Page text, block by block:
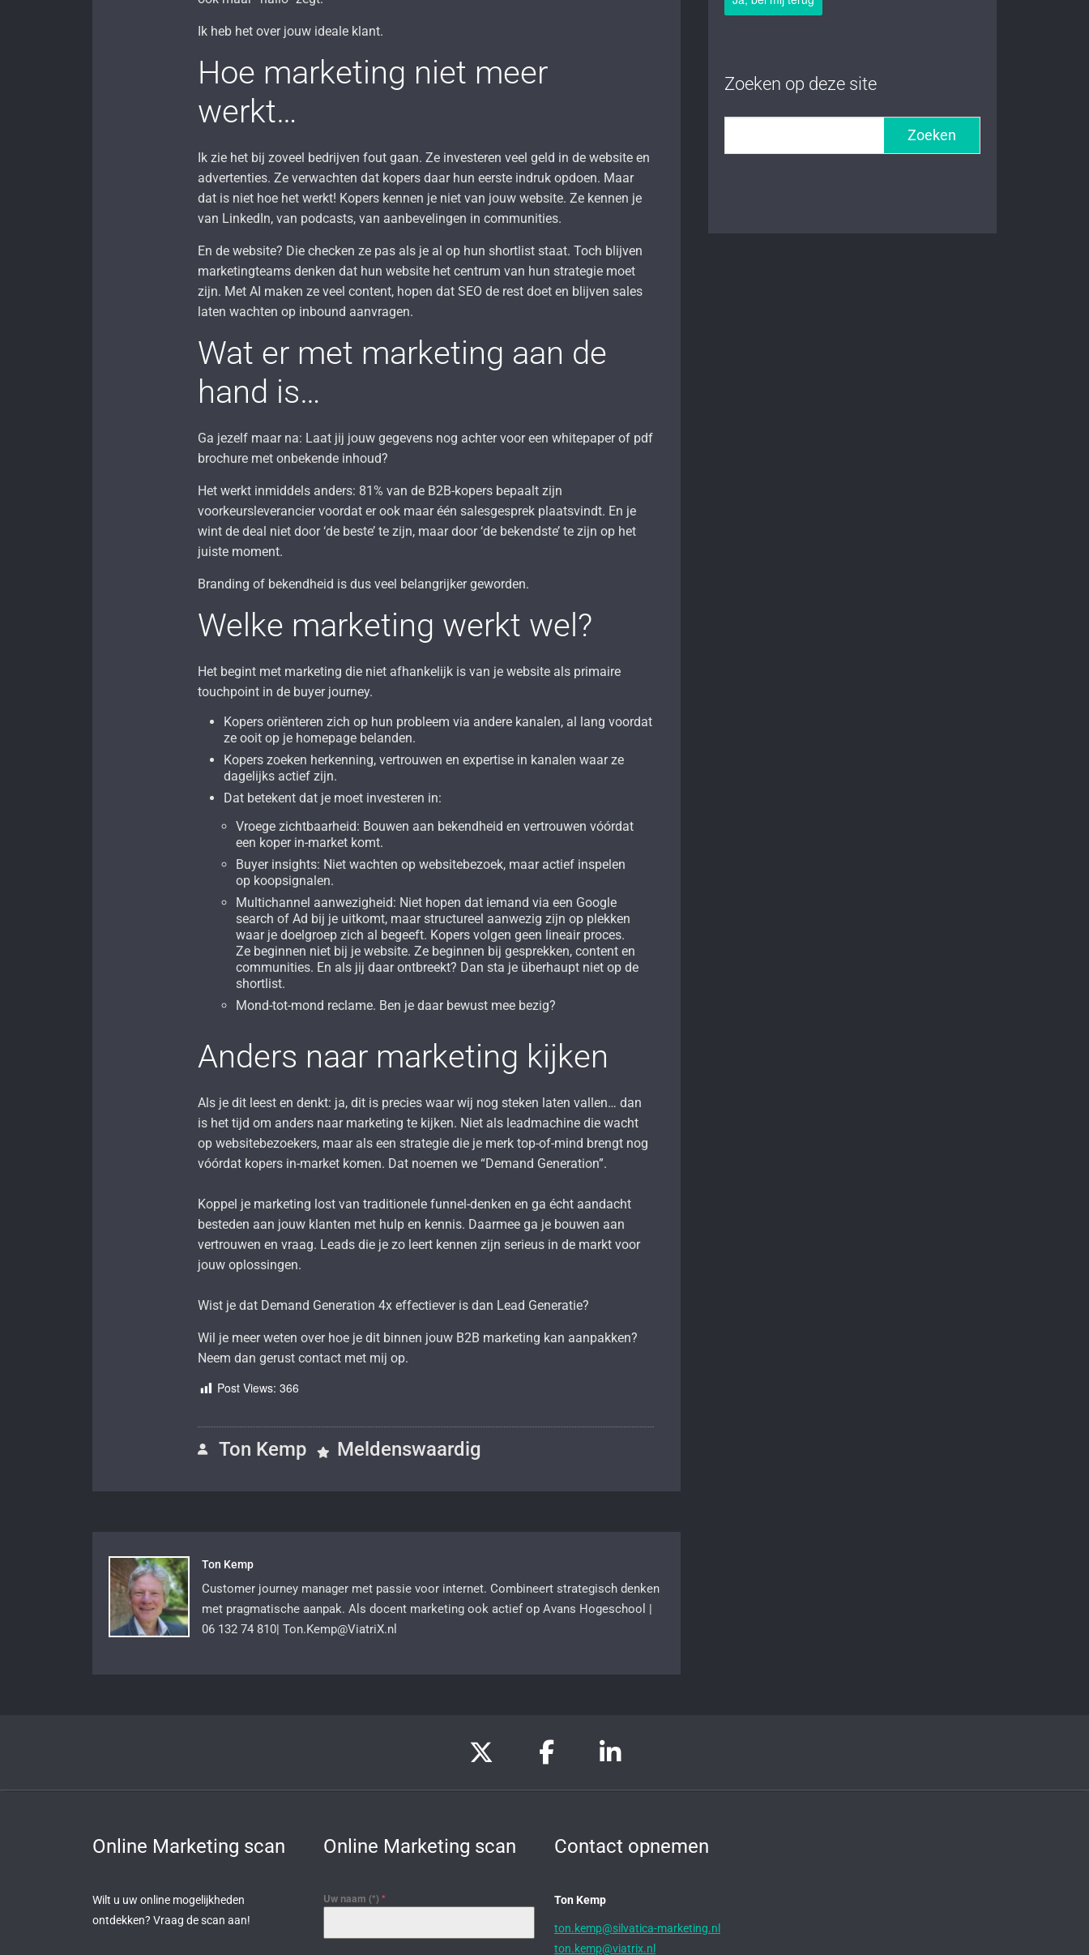
Ik heb het over jouw ideale klant.
Hoe marketing niet meer
werkt…
Ik zie het bij zoveel bedrijven fout gaan. Ze investeren veel geld in de website en
advertenties. Ze verwachten dat kopers daar hun eerste indruk opdoen. Maar
dat is niet hoe het werkt! Kopers kennen je niet van jouw website. Ze kennen je
van LinkedIn, van podcasts, van aanbevelingen in communities.
En de website? Die checken ze pas als je al op hun shortlist staat. Toch blijven
marketingteams denken dat hun website het centrum van hun strategie moet
zijn. Met AI maken ze veel content, hopen dat SEO de rest doet en blijven sales
laten wachten op inbound aanvragen.
Wat er met marketing aan de
hand is…
Ga jezelf maar na: Laat jij jouw gegevens nog achter voor een whitepaper of pdf
brochure met onbekende inhoud?
Het werkt inmiddels anders: 81% van de B2B-kopers bepaalt zijn
voorkeursleverancier voordat er ook maar één salesgesprek plaatsvindt. En je
wint de deal niet door ‘de beste’ te zijn, maar door ‘de bekendste’ te zijn op het
juiste moment.
Branding of bekendheid is dus veel belangrijker geworden.
Welke marketing werkt wel?
Het begint met marketing die niet afhankelijk is van je website als primaire
touchpoint in de buyer journey.
Kopers oriënteren zich op hun probleem via andere kanalen, al lang voordat
ze ooit op je homepage belanden.
Kopers zoeken herkenning, vertrouwen en expertise in kanalen waar ze
dagelijks actief zijn.
Dat betekent dat je moet investeren in:
Vroege zichtbaarheid: Bouwen aan bekendheid en vertrouwen vóórdat
een koper in-market komt.
Buyer insights: Niet wachten op websitebezoek, maar actief inspelen
op koopsignalen.
Multichannel aanwezigheid: Niet hopen dat iemand via een Google
search of Ad bij je uitkomt, maar structureel aanwezig zijn op plekken
waar je doelgroep zich al begeeft. Kopers volgen geen lineair proces.
Ze beginnen niet bij je website. Ze beginnen bij gesprekken, content en
communities. En als jij daar ontbreekt? Dan sta je überhaupt niet op de
shortlist.
Mond-tot-mond reclame. Ben je daar bewust mee bezig?
Anders naar marketing kijken
Als je dit leest en denkt: ja, dit is precies waar wij nog steken laten vallen… dan
is het tijd om anders naar marketing te kijken. Niet als leadmachine die wacht
op websitebezoekers, maar als een strategie die je merk top-of-mind brengt nog
vóórdat kopers in-market komen. Dat noemen we “Demand Generation”.
Koppel je marketing lost van traditionele funnel-denken en ga écht aandacht
besteden aan jouw klanten met hulp en kennis. Daarmee ga je bouwen aan
vertrouwen en vraag. Leads die je zo leert kennen zijn serieus in de markt voor
jouw oplossingen.
Wist je dat Demand Generation 4x effectiever is dan Lead Generatie?
Wil je meer weten over hoe je dit binnen jouw B2B marketing kan aanpakken?
Neem dan gerust contact met mij op.
Post Views: 366
Ton Kemp Meldenswaardig
Ton Kemp
Customer journey manager met passie voor internet. Combineert strategisch denken
met pragmatische aanpak. Als docent marketing ook actief op Avans Hogeschool |
06 132 74 810| Ton.Kemp@ViatriX.nl
Zoeken op deze site
Zoeken
Online Marketing scan
Wilt u uw online mogelijkheden
ontdekken? Vraag de scan aan!
Online Marketing scan
Uw naam (*) *
Contact opnemen
Ton Kemp
ton.kemp@silvatica-marketing.nl
ton.kemp@viatrix.nl